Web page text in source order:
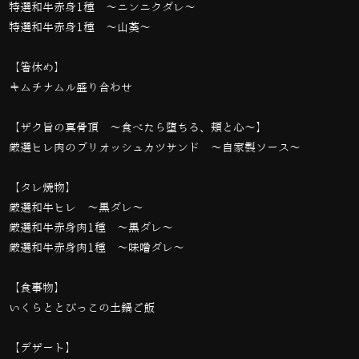
特選和牛赤身1種 ～ニンニクダレ～
特選和牛赤身1種 ～山葵～
【箸休め】
キムチナムル盛り合わせ
【ザク旨の真骨頂 ～食べたら堕ちる、頬と心～】
厳選ヒレ肉のブリオッシュカツサンド ～自家製ソース～
【タレ焼物】
厳選和牛ヒレ ～黒ダレ～
厳選和牛赤身肉1種 ～黒ダレ～
厳選和牛赤身肉1種 〜味噌ダレ〜
【食事物】
いくらととびっこの土鍋ご飯
【デザート】